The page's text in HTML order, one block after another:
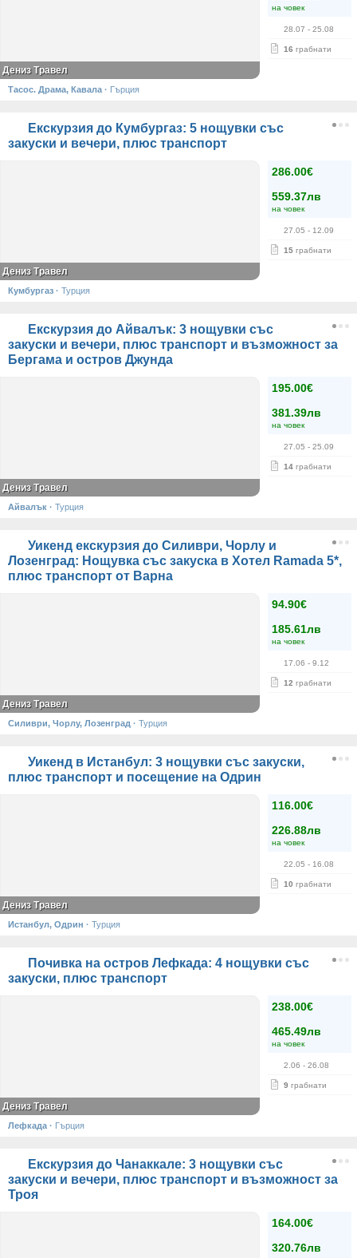
на човек
28.07 - 25.08
16 грабнати
Дениз Травел
Тасос. Драма, Кавала · Гърция
Екскурзия до Кумбургаз: 5 нощувки със
закуски и вечери, плюс транспорт
286.00€
559.37лв
на човек
27.05 - 12.09
15 грабнати
Дениз Травел
Кумбургаз · Турция
Екскурзия до Айвалък: 3 нощувки със
закуски и вечери, плюс транспорт и възможност за
Бергама и остров Джунда
195.00€
381.39лв
на човек
27.05 - 25.09
14 грабнати
Дениз Травел
Айвалък · Турция
Уикенд екскурзия до Силиври, Чорлу и
Лозенград: Нощувка със закуска в Хотел Ramada 5*,
плюс транспорт от Варна
94.90€
185.61лв
на човек
17.06 - 9.12
12 грабнати
Дениз Травел
Силиври, Чорлу, Лозенград · Турция
Уикенд в Истанбул: 3 нощувки със закуски,
плюс транспорт и посещение на Одрин
116.00€
226.88лв
на човек
22.05 - 16.08
10 грабнати
Дениз Травел
Истанбул, Одрин · Турция
Почивка на остров Лефкада: 4 нощувки със
закуски, плюс транспорт
238.00€
465.49лв
на човек
2.06 - 26.08
9 грабнати
Дениз Травел
Лефкада · Гърция
Екскурзия до Чанаккале: 3 нощувки със
закуски и вечери, плюс транспорт и възможност за
Троя
164.00€
320.76лв